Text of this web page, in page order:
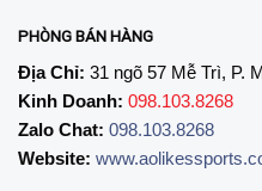
PHÒNG BÁN HÀNG
Địa Chỉ: 31 ngõ 57 Mễ Trì, P.
Kinh Doanh: 098.103.8268
Zalo Chat: 098.103.8268
Website: